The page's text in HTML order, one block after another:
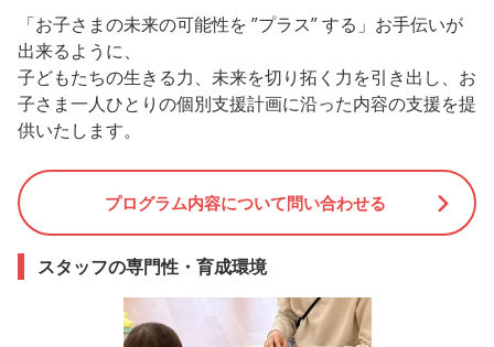
「お子さまの未来の可能性を ”プラス” する」お手伝いが
出来るように、
子どもたちの生きる力、未来を切り拓く力を引き出し、お
子さま一人ひとりの個別支援計画に沿った内容の支援を提
供いたします。
プログラム内容について問い合わせる
スタッフの専門性・育成環境